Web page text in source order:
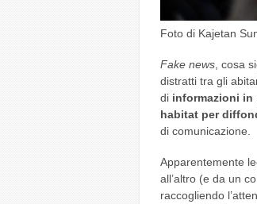
Foto di Kajetan
Fake news, cosa
distratti tra gli
di informazioni in
habitat per
di comunicazione.
Apparentemente
all’altro (e da un
raccogliendo